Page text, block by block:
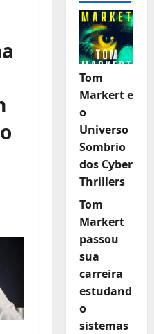
Tom
Markert e
o
Universo
Sombrio
dos Cyber
Thrillers
Tom
Markert
passou
sua
carreira
estudand
o
sistemas